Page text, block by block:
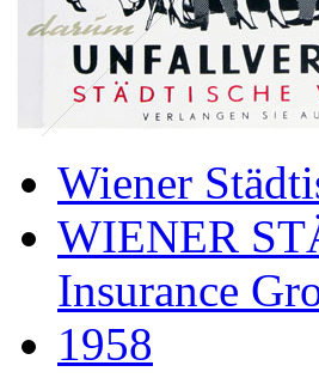
Wiener
WIENER
Insurance
1958